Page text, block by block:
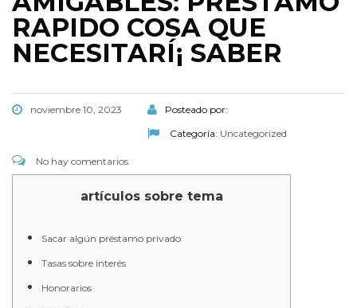
RAPIDO COSA QUE
NECESITARÍ¡ SABER
noviembre 10, 2023
Posteado por:
Categoría: Uncategorized
No hay comentarios
artículos sobre tema
Sacar algún préstamo privado
Tasas sobre interés
Honorarios